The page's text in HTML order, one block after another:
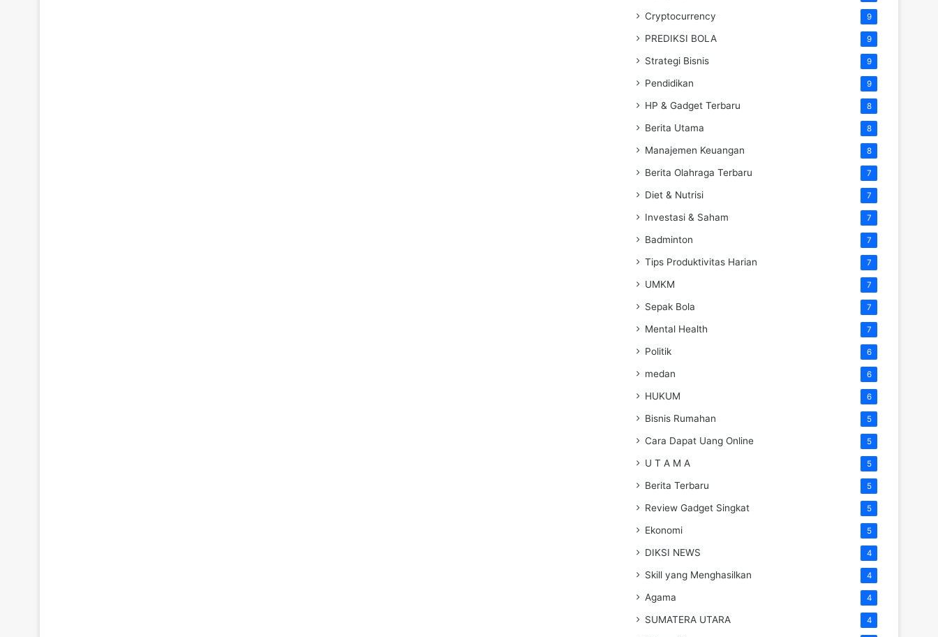
Cryptocurrency 9
PREDIKSI BOLA 9
Strategi Bisnis 9
Pendidikan 9
HP & Gadget Terbaru 8
Berita Utama 8
Manajemen Keuangan 8
Berita Olahraga Terbaru 7
Diet & Nutrisi 7
Investasi & Saham 7
Badminton 7
Tips Produktivitas Harian 7
UMKM 7
Sepak Bola 7
Mental Health 7
Politik 6
medan 6
HUKUM 6
Bisnis Rumahan 5
Cara Dapat Uang Online 5
U T A M A 5
Berita Terbaru 5
Review Gadget Singkat 5
Ekonomi 5
DIKSI NEWS 4
Skill yang Menghasilkan 4
Agama 4
SUMATERA UTARA 4